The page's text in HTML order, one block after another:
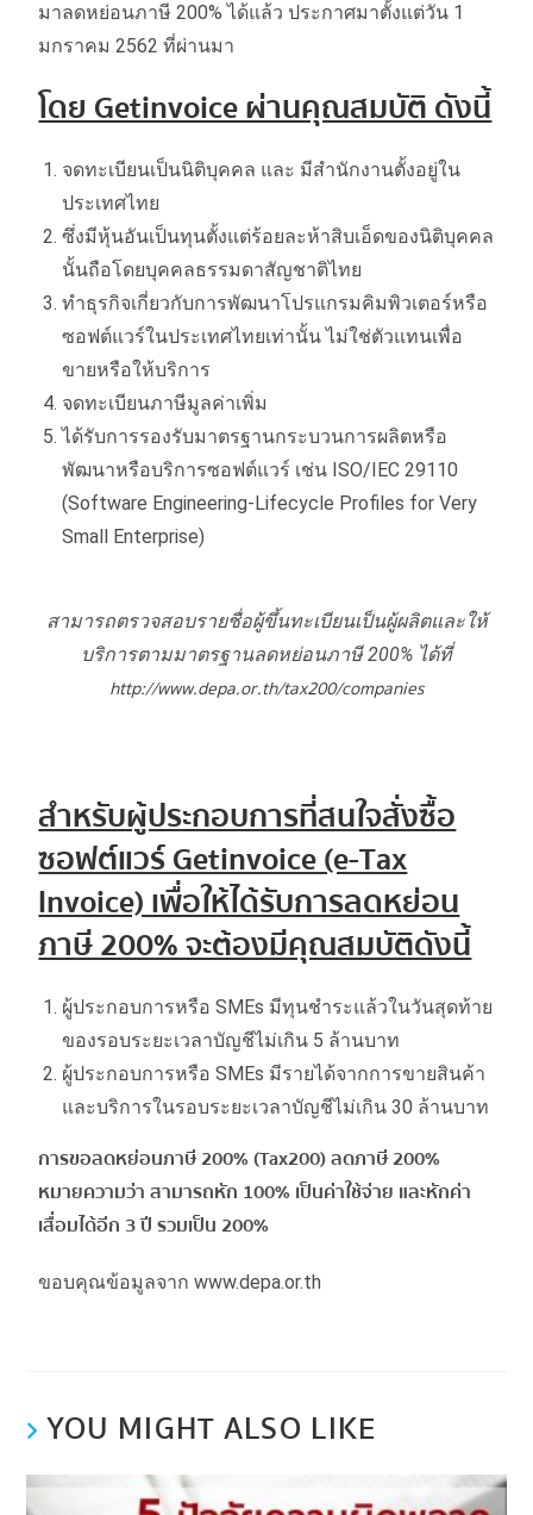
มาลดหย่อนภาษี 200% ได้แล้ว ประกาศมาตั้งแต่วัน 1
มกราคม 2562 ที่ผ่านมา
โดย Getinvoice ผ่านคุณสมบัติ ดังนี้
จดทะเบียนเป็นนิติบุคคล และ มีสำนักงานตั้งอยู่ใน
ประเทศไทย
ซึ่งมีหุ้นอันเป็นทุนตั้งแต่ร้อยละห้าสิบเอ็ดของนิติบุคคล
นั้นถือโดยบุคคลธรรมดาสัญชาติไทย
ทำธุรกิจเกี่ยวกับการพัฒนาโปรแกรมคิมพิวเตอร์หรือ
ซอฟต์แวร์ในประเทศไทยเท่านั้น ไม่ใช่ตัวแทนเพื่อ
ขายหรือให้บริการ
จดทะเบียนภาษีมูลค่าเพิ่ม
ได้รับการรองรับมาตรฐานกระบวนการผลิตหรือ
พัฒนาหรือบริการซอฟต์แวร์ เช่น ISO/IEC 29110
(Software Engineering-Lifecycle Profiles for Very
Small Enterprise)
สามารถตรวจสอบรายชื่อผู้ขึ้นทะเบียนเป็นผู้ผลิตและให้
บริการตามมาตรฐานลดหย่อนภาษี 200% ได้ที่
http://www.depa.or.th/tax200/companies
สำหรับผู้ประกอบการที่สนใจสั่งซื้อ
ซอฟต์แวร์ Getinvoice (e-Tax
Invoice) เพื่อให้ได้รับการลดหย่อน
ภาษี 200% จะต้องมีคุณสมบัติดังนี้
ผู้ประกอบการหรือ SMEs มีทุนชำระแล้วในวันสุดท้าย
ของรอบระยะเวลาบัญชีไม่เกิน 5 ล้านบาท
ผู้ประกอบการหรือ SMEs มีรายได้จากการขายสินค้า
และบริการในรอบระยะเวลาบัญชีไม่เกิน 30 ล้านบาท
การขอลดหย่อนภาษี 200% (Tax200) ลดภาษี 200%
หมายความว่า สามารถหัก 100% เป็นค่าใช้จ่าย และหักค่า
เสื่อมได้อีก 3 ปี รวมเป็น 200%
ขอบคุณข้อมูลจาก www.depa.or.th
YOU MIGHT ALSO LIKE